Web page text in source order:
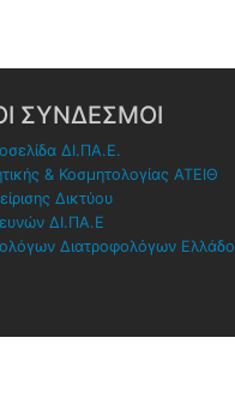
ΣΥΝΔΕΣΜΟΙ
ΔΙ.ΠΑ.Ε.
& Κοσμητολογίας ΑΤΕΙΘ
Δικτύου
ΔΙ.ΠΑ.Ε
Διατροφολόγων